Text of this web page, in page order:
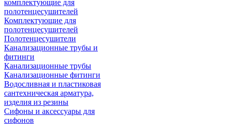
комплектующие для
полотенцесушителей
Комплектующие для
полотенцесушителей
Полотенцесушители
Канализационные трубы и
фитинги
Канализационные трубы
Канализационные фитинги
Водосливная и пластиковая
сантехническая арматура,
изделия из резины
Сифоны и аксессуары для
сифонов